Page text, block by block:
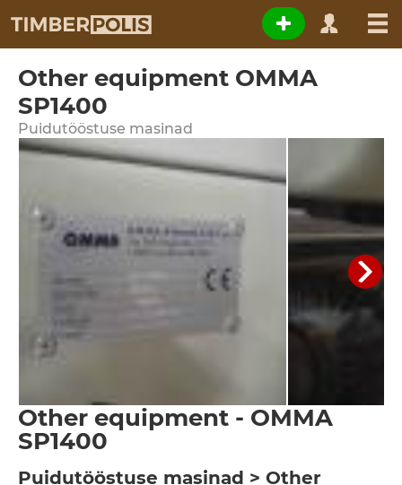
Other equipment OMMA
SP1400
Puidutööstuse masinad
Other equipment - OMMA
SP1400
Puidutööstuse masinad > Other